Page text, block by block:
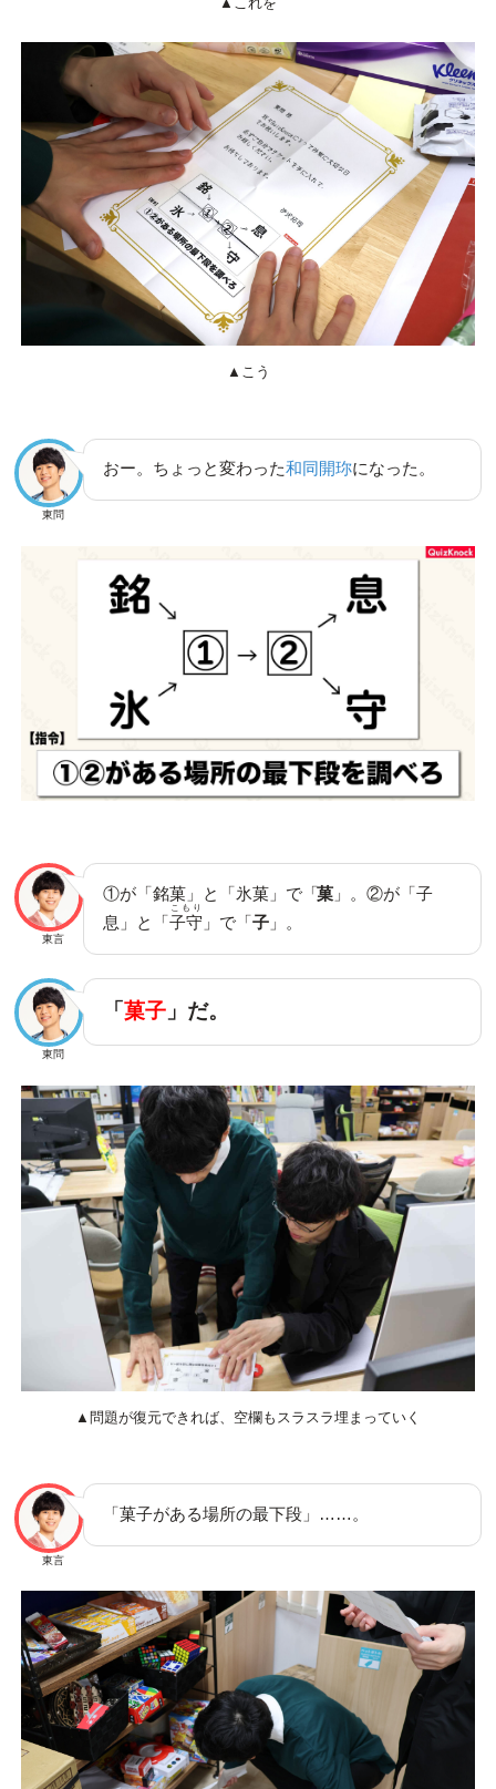
▲こう
東問
おー。ちょっと変わった和同開珎になった。
東言
①が「銘菓」と「氷菓」で「菓 」。②が「子
息」と「子守
こもり
」で「子 」。
東問
「菓子 」だ。
▲問題が復元できれば、空欄もスラスラ埋まっていく
東言
「菓子がある場所の最下段」……。